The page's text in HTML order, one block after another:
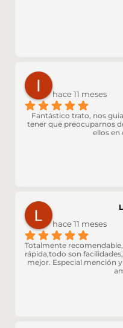
hace 11 meses
Fantástico trato, nos
tener que preocuparnos
ellos en
hace 11 meses
Totalmente
rápida,todo son
mejor. Especial mención